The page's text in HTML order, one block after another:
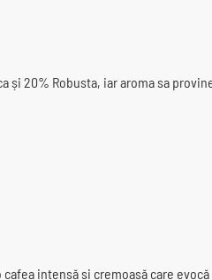
20% Robusta, iar aroma sa
intensă și cremoasă care evocă